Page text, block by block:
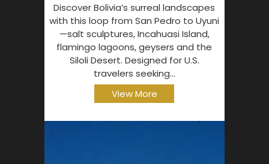
Discover Bolivia’s surreal landscapes
with this loop from San Pedro to Uyuni
—salt sculptures, Incahuasi Island,
flamingo lagoons, geysers and the
Siloli Desert. Designed for U.S.
travelers seeking...
View More